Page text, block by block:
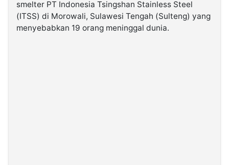
smelter PT Indonesia Tsingshan Stainless Steel
(ITSS) di Morowali, Sulawesi Tengah (Sulteng) yang
menyebabkan 19 orang meninggal dunia.